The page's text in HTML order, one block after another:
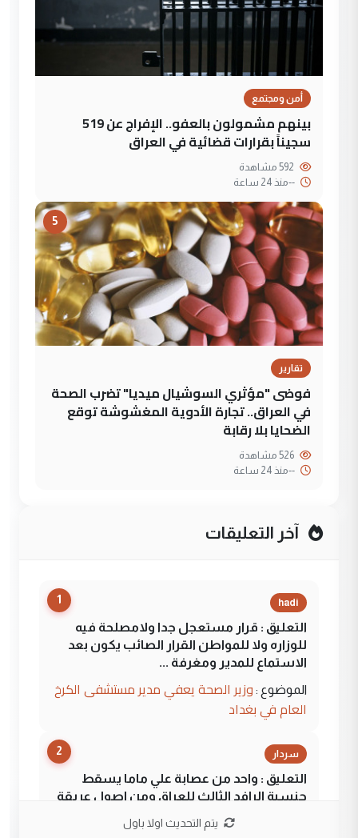
أمن ومجتمع
بينهم مشمولون بالعفو.. الإفراج عن 519
سجيناً بقرارات قضائية في العراق
--منذ 24 ساعة
5
تقارير
فوضى "مؤثري السوشيال ميديا" تضرب الصحة
في العراق.. تجارة الأدوية المغشوشة توقع
الضحايا بلا رقابة
--منذ 24 ساعة
آخر التعليقات
1 hadi
التعليق : قرار مستعجل جدا ولامصلحة فيه
للوزاره ولا للمواطن القرار الصائب يكون بعد
الاستماع للمدير ومغرفة ...
الموضوع : وزير الصحة يعفي مدير مستشفى الكرخ
العام في بغداد
2 سردار
التعليق : واحد من عصابة علي ماما يسقط
جنسية الرافد الثالث للعراق ومن اصول عريقة
يتم التحديث اولا باول